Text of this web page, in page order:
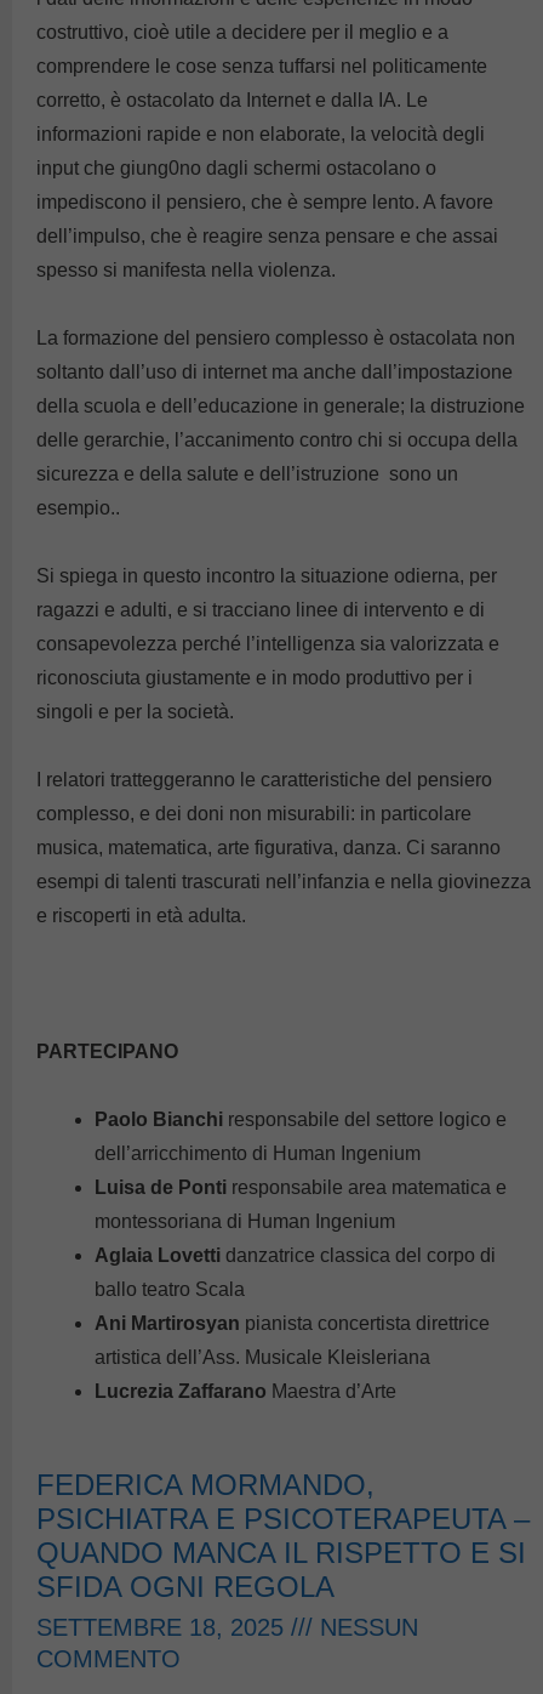
costruttivo, cioè utile a decidere per il meglio e a
comprendere le cose senza tuffarsi nel politicamente
corretto, è ostacolato da Internet e dalla IA. Le
informazioni rapide e non elaborate, la velocità degli
input che giung0no dagli schermi ostacolano o
impediscono il pensiero, che è sempre lento. A favore
dell’impulso, che è reagire senza pensare e che assai
spesso si manifesta nella violenza.
La formazione del pensiero complesso è ostacolata non
soltanto dall’uso di internet ma anche dall’impostazione
della scuola e dell’educazione in generale; la distruzione
delle gerarchie, l’accanimento contro chi si occupa della
sicurezza e della salute e dell’istruzione sono un
esempio..
Si spiega in questo incontro la situazione odierna, per
ragazzi e adulti, e si tracciano linee di intervento e di
consapevolezza perché l’intelligenza sia valorizzata e
riconosciuta giustamente e in modo produttivo per i
singoli e per la società.
I relatori tratteggeranno le caratteristiche del pensiero
complesso, e dei doni non misurabili: in particolare
musica, matematica, arte figurativa, danza. Ci saranno
esempi di talenti trascurati nell’infanzia e nella giovinezza
e riscoperti in età adulta.
PARTECIPANO
Paolo Bianchi responsabile del settore logico e
dell’arricchimento di Human Ingenium
Luisa de Ponti responsabile area matematica e
montessoriana di Human Ingenium
Aglaia Lovetti danzatrice classica del corpo di
ballo teatro Scala
Ani Martirosyan pianista concertista direttrice
artistica dell’Ass. Musicale Kleisleriana
Lucrezia Zaffarano Maestra d’Arte
FEDERICA MORMANDO,
PSICHIATRA E PSICOTERAPEUTA –
QUANDO MANCA IL RISPETTO E SI
SFIDA OGNI REGOLA
SETTEMBRE 18, 2025
NESSUN
COMMENTO